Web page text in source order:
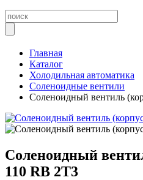
Главная
Каталог
Холодильная автоматика
Соленоидные вентили
Соленоидный вентиль
Соленоидный
110 RB 2Т3